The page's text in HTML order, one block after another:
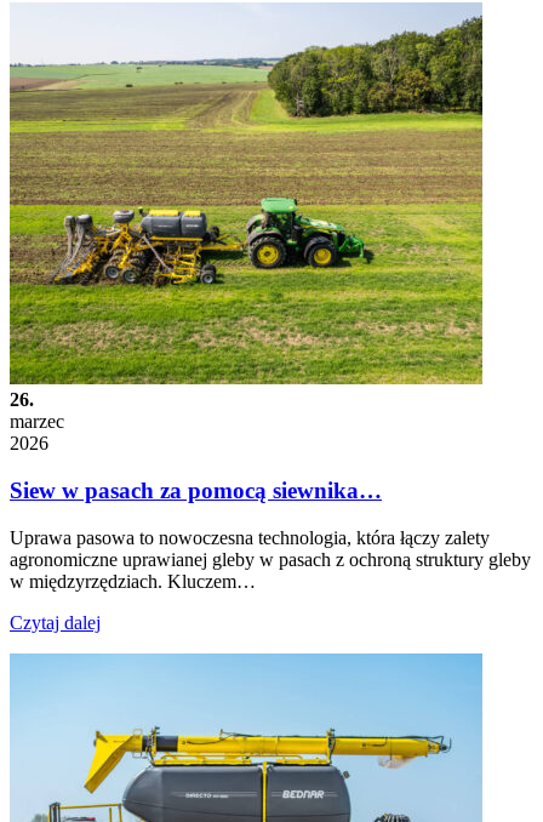
26.
marzec
2026
Siew w pasach za pomocą siewnika…
Uprawa pasowa to nowoczesna technologia, która łączy zalety
agronomiczne uprawianej gleby w pasach z ochroną struktury gleby
w międzyrzędziach. Kluczem…
Czytaj dalej